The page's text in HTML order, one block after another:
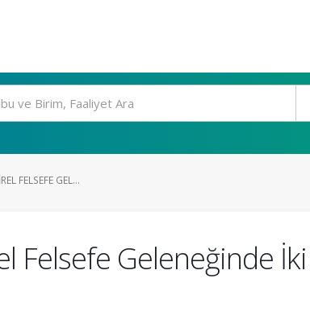
FELSEFE GEL...
Felsefe Geleneğinde